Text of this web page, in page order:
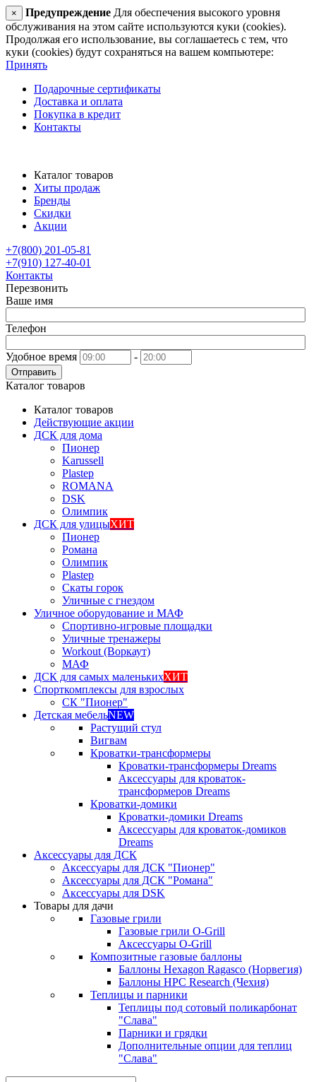
× Предупреждение Для обеспечения высокого уровня
обслуживания на этом сайте используются куки (cookies).
Продолжая его использование, вы соглашаетесь с тем, что
куки (cookies) будут сохраняться на вашем компьютере:
Принять
Подарочные сертификаты
Доставка и оплата
Покупка в кредит
Контакты
Каталог товаров
Хиты продаж
Бренды
Скидки
Акции
+7(800) 201-05-81
+7(910) 127-40-01
Контакты
Перезвонить
Ваше имя
Телефон
Удобное время -
Отправить
Каталог товаров
Каталог товаров
Действующие акции
ДСК для дома
Пионер
Karussell
Plastep
ROMANA
DSK
Олимпик
ДСК для улицыХИТ
Пионер
Романа
Олимпик
Plastep
Скаты горок
Уличные с гнездом
Уличное оборудование и МАФ
Спортивно-игровые площадки
Уличные тренажеры
Workout (Воркаут)
МАФ
ДСК для самых маленькихХИТ
Спорткомплексы для взрослых
СК "Пионер"
Детская мебельNEW
Растущий стул
Вигвам
Кроватки-трансформеры
Кроватки-трансформеры Dreams
Аксессуары для кроваток-
трансформеров Dreams
Кроватки-домики
Кроватки-домики Dreams
Аксессуары для кроваток-домиков
Dreams
Аксессуары для ДСК
Аксессуары для ДСК "Пионер"
Аксессуары для ДСК "Романа"
Аксессуары для DSK
Товары для дачи
Газовые грили
Газовые грили O-Grill
Аксессуары O-Grill
Композитные газовые баллоны
Баллоны Hexagon Ragasco (Норвегия)
Баллоны HPC Research (Чехия)
Теплицы и парники
Теплицы под сотовый поликарбонат
"Слава"
Парники и грядки
Дополнительные опции для теплиц
"Слава"